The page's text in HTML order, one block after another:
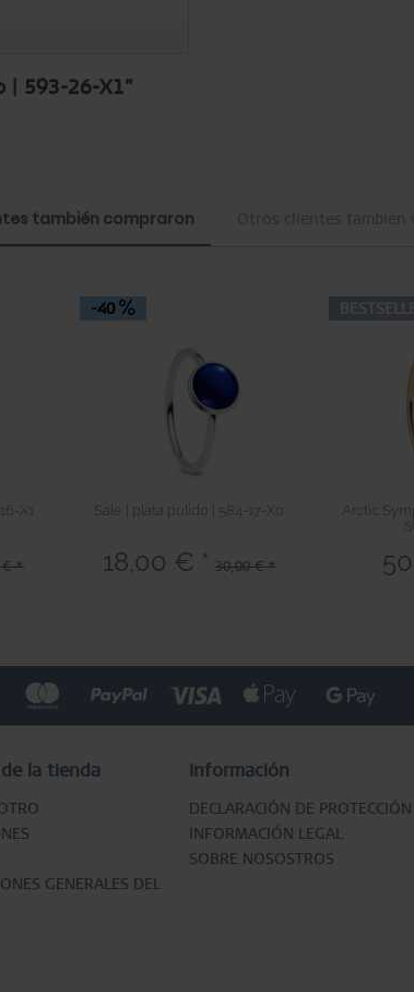
| 593-26-X1"
también compraron
X1
€ *
-40
Sale | plata pulido | 584-17-X0
18,00 € * 30,00 € *
Arctic
la tienda
GENERALES DEL
Información
DECLARACIÓN DE
INFORMACIÓN LEGAL
SOBRE NOSOSTROS